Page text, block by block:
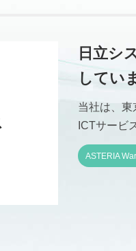
日立シ
してい
当社は、
ICTサービ
ASTERIA